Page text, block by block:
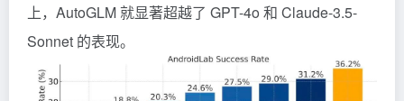
上，AutoGLM 就显著超越了 GPT-4o 和 Claude-3.5-
Sonnet 的表现。